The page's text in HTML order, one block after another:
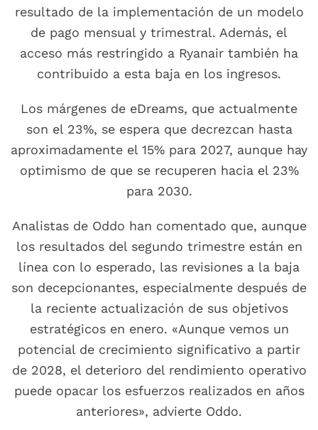
resultado de la implementación de un modelo
de pago mensual y trimestral. Además, el
acceso más restringido a Ryanair también ha
contribuido a esta baja en los ingresos.
Los márgenes de eDreams, que actualmente
son el 23%, se espera que decrezcan hasta
aproximadamente el 15% para 2027, aunque hay
optimismo de que se recuperen hacia el 23%
para 2030.
Analistas de Oddo han comentado que, aunque
los resultados del segundo trimestre están en
línea con lo esperado, las revisiones a la baja
son decepcionantes, especialmente después de
la reciente actualización de sus objetivos
estratégicos en enero. «Aunque vemos un
potencial de crecimiento significativo a partir
de 2028, el deterioro del rendimiento operativo
puede opacar los esfuerzos realizados en años
anteriores», advierte Oddo.